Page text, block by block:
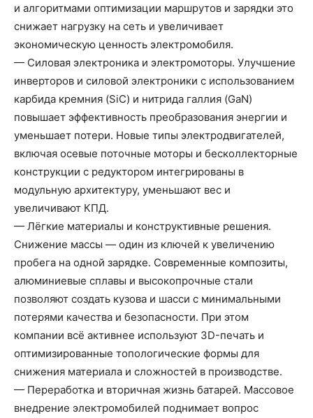
и алгоритмами оптимизации маршрутов и зарядки это
снижает нагрузку на сеть и увеличивает
экономическую ценность электромобиля.
— Силовая электроника и электромоторы. Улучшение
инверторов и силовой электроники с использованием
карбида кремния (SiC) и нитрида галлия (GaN)
повышает эффективность преобразования энергии и
уменьшает потери. Новые типы электродвигателей,
включая осевые поточные моторы и бесколлекторные
конструкции с редуктором интегрированы в
модульную архитектуру, уменьшают вес и
увеличивают КПД.
— Лёгкие материалы и конструктивные решения.
Снижение массы — один из ключей к увеличению
пробега на одной зарядке. Современные композиты,
алюминиевые сплавы и высокопрочные стали
позволяют создать кузова и шасси с минимальными
потерями качества и безопасности. При этом
компании всё активнее используют 3D-печать и
оптимизированные топологические формы для
снижения материала и сложностей в производстве.
— Переработка и вторичная жизнь батарей. Массовое
внедрение электромобилей поднимает вопрос